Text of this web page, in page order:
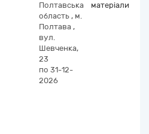
Полтавська
область , м.
Полтава ,
вул.
Шевченка,
23
по 31-12-
2026
матеріали